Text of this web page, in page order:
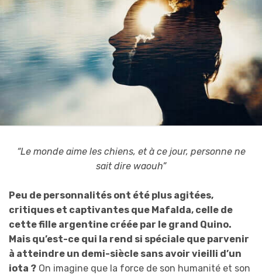
“Le monde aime les chiens, et à ce jour, personne ne
sait dire waouh”
Peu de personnalités ont été plus agitées,
critiques et captivantes que Mafalda, celle de
cette fille argentine créée par le grand Quino.
Mais qu’est-ce qui la rend si spéciale que parvenir
à atteindre un demi-siècle sans avoir vieilli d’un
iota ? On imagine que la force de son humanité et son